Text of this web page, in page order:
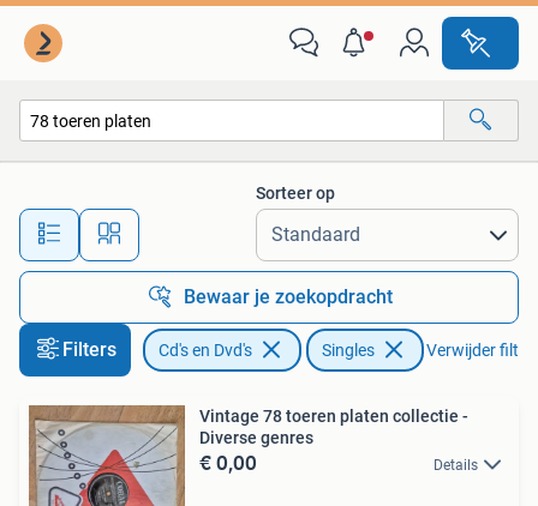
Alle afstanden…
Sorteer op
Bewaar je zoekopdracht
Filters Cd's en Dvd's Singles Verwijder
Vintage 78 toeren platen collectie -
Diverse genres
€ 0,00 Details